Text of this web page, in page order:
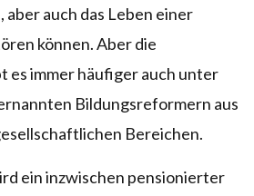
aber auch das Leben einer
können. Aber die
es immer häufiger auch unter
Bildungsreformern aus
Bereichen.
ein inzwischen pensionierter